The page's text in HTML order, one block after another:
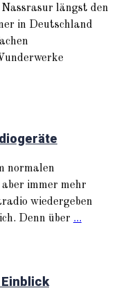
längst den
in Deutschland
normalen
immer mehr
wiedergeben
Denn über ...